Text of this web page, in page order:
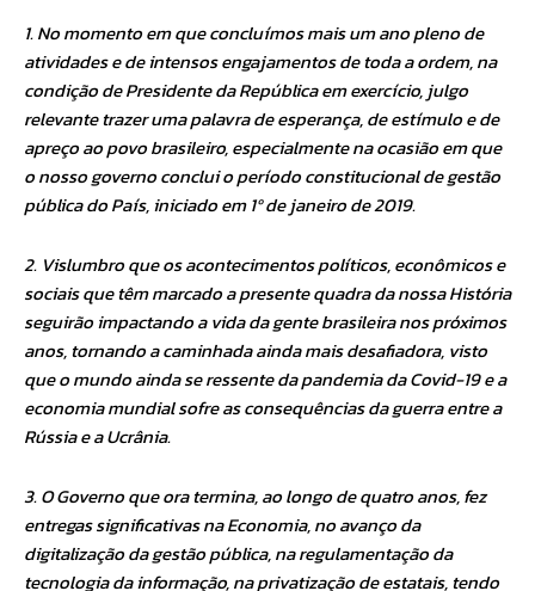
1. No momento em que concluímos mais um ano pleno de
atividades e de intensos engajamentos de toda a ordem, na
condição de Presidente da República em exercício, julgo
relevante trazer uma palavra de esperança, de estímulo e de
apreço ao povo brasileiro, especialmente na ocasião em que
o nosso governo conclui o período constitucional de gestão
pública do País, iniciado em 1º de janeiro de 2019.
2. Vislumbro que os acontecimentos políticos, econômicos e
sociais que têm marcado a presente quadra da nossa História
seguirão impactando a vida da gente brasileira nos próximos
anos, tornando a caminhada ainda mais desafiadora, visto
que o mundo ainda se ressente da pandemia da Covid-19 e a
economia mundial sofre as consequências da guerra entre a
Rússia e a Ucrânia.
3. O Governo que ora termina, ao longo de quatro anos, fez
entregas significativas na Economia, no avanço da
digitalização da gestão pública, na regulamentação da
tecnologia da informação, na privatização de estatais, tendo